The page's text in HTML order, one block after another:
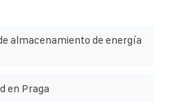
almacenamiento de energía
en Praga